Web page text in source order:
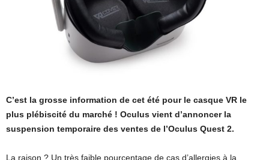
C’est la grosse information de cet été pour le casque VR le
plus plébiscité du marché ! Oculus vient d’annoncer la
suspension temporaire des ventes de l’Oculus Quest 2.
La raison ? Un très faible pourcentage de cas d’allergies à la